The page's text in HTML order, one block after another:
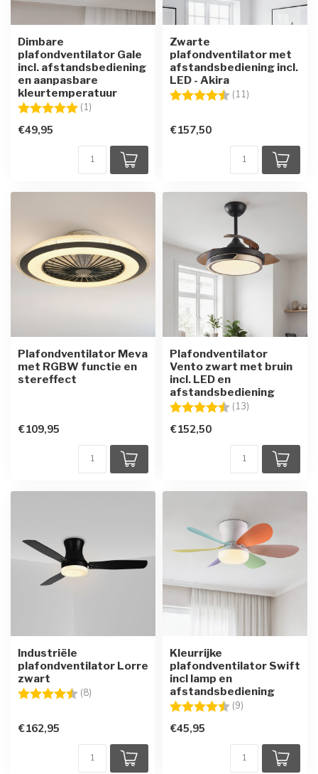
Dimbare
plafondventilator Gale
incl. afstandsbediening
en aanpasbare
kleurtemperatuur
Beoordeling: (1)
€49,95
Zwarte
plafondventilator met
afstandsbediening incl.
LED - Akira
Beoordeling: (11)
€157,50
Plafondventilator Meva
met RGBW functie en
stereffect
€109,95
Plafondventilator
Vento zwart met bruin
incl. LED en
afstandsbediening
Beoordeling: (13)
€152,50
Industriële
plafondventilator Lorre
zwart
Beoordeling: (8)
€162,95
Kleurrijke
plafondventilator Swift
incl lamp en
afstandsbediening
Beoordeling: (9)
€45,95